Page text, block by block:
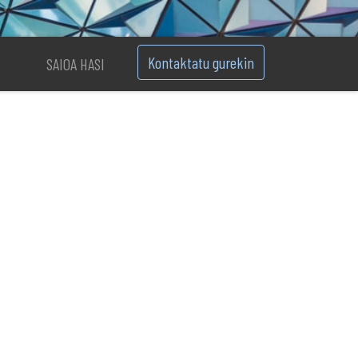
SAIOA HASI Kontaktatu gurekin